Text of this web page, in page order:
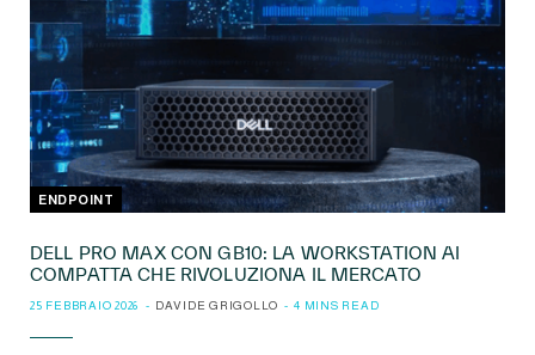
ENDPOINT
DELL PRO MAX CON GB10: LA WORKSTATION AI
COMPATTA CHE RIVOLUZIONA IL MERCATO
25 FEBBRAIO 2026 DAVIDE GRIGOLLO 4 MINS READ